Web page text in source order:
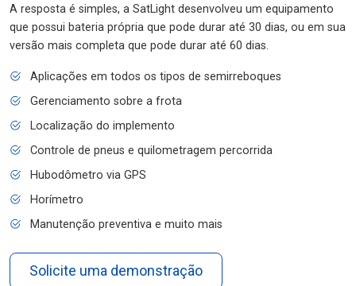
A resposta é simples, a SatLight desenvolveu um equipamento
que possui bateria própria que pode durar até 30 dias, ou em sua
versão mais completa que pode durar até 60 dias.
Aplicações em todos os tipos de semirreboques
Gerenciamento sobre a frota
Localização do implemento
Controle de pneus e quilometragem percorrida
Hubodômetro via GPS
Horímetro
Manutenção preventiva e muito mais
Solicite uma demonstração